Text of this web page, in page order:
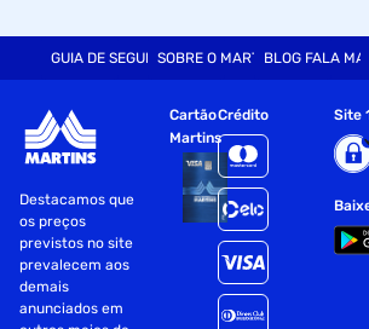
GUIA DE SEGURANÇASOBRE O MARTINSBLOG FALA
Destacamos que
os preços
previstos no site
prevalecem aos
demais
anunciados em
Cartão
Martins
Crédito Site